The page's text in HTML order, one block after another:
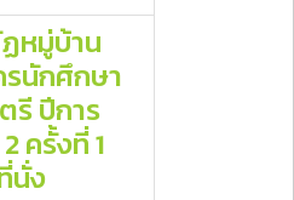
หมู่บ้าน
นักศึกษา
รี ปีการ
ครั้งที่ 1
นั่ง